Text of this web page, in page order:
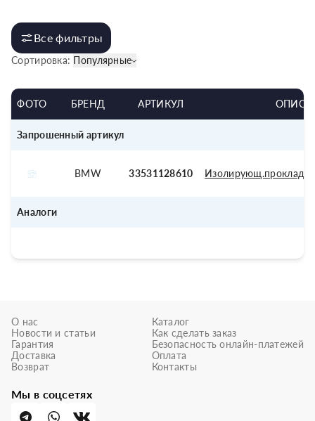
Все фильтры
Сортировка: Популярные
ФОТО БРЕНД АРТИКУЛ
Запрошенный артикул
BMW 33531128610
Аналоги
О нас
Новости и статьи
Гарантия
Доставка
Возврат
Каталог
Как сделать заказ
Безопасность онлайн-платежей
Оплата
Контакты
Мы в соцсетях